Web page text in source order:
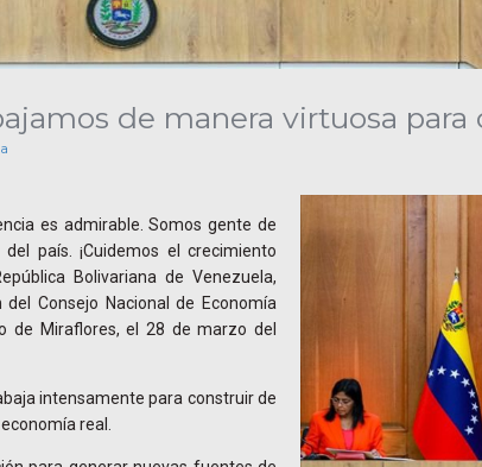
de manera virtuosa
es admirable. Somos gente de
país. ¡Cuidemos el crecimiento
Bolivariana de Venezuela,
Consejo Nacional de Economía
de Miraflores, el 28 de marzo del
intensamente para construir de
real.